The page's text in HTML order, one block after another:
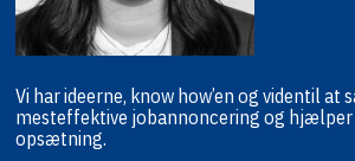
Vi har ideerne, know how’en og videntil at
mesteffektive jobannoncering og
opsætning.